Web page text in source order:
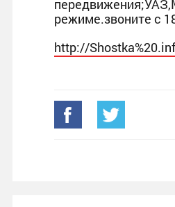
режиме.звоните с
http://